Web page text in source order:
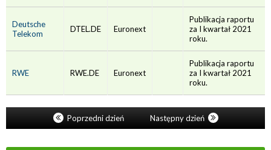
Deutsche
Telekom
DTEL.DE Euronext
Publikacja raportu
za I kwartał 2021
roku.
RWE RWE.DE Euronext
Publikacja raportu
za I kwartał 2021
roku.
Poprzedni dzień Następny dzień